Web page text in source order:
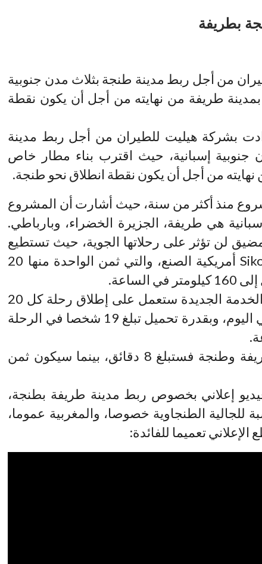
بطريفة
من أجل ربط مدينة طنجة بثلاث مدن جنوبية
طريفة من نهايته من أجل أن يكون نقطة
بشركة هيليت للطيران من أجل ربط مدينة
جنوبية إسبانية، حيث اقترب بناء مطار خاص
نهايته من أجل أن يكون نقطة انطلاق نحو طنجة.
منذ أكثر من سنة، حيث أشارت أن المشروع
هي طريفة، الجزيرة الخضراء، وبارباطي.
لن تؤثر على رحلاتها الجوية، حيث تستطيع
طائرات الهلكويتر من نوع Sikorsky S-92 أمريكية الصنع، والتي ثمن الواحدة منها 20
مصادر إعلامية إسبانية ذكرت أن هذه الخدمة الجديدة ستعمل على إطلاق رحلة كل 20
دقيقة تقريبا، بمعدل عمل 12 ساعة في اليوم، وبقدرة تحميل تبلغ 19 شخصا في الرحلة
وبالنسبة لمدة الرحلة الرابطة بين طريفة وطنجة فستبلغ 8 دقائق، بينما سيكون ثمن
إعلاني بخصوص ربط مدينة طريفة بطنجة،
للجالية الطنجاوية خصوصا، والمغربية عموما،
تعميما للفائدة: